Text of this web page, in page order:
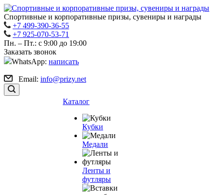
Спортивные и корпоративные призы, сувениры и награды
+7 499-390-36-55
+7 925-070-53-71
Пн. – Пт.: с 9:00 до 19:00
Заказать звонок
WhatsApp: написать
Email: info@prizy.net
Каталог
Кубки
Медали
Ленты и
футляры